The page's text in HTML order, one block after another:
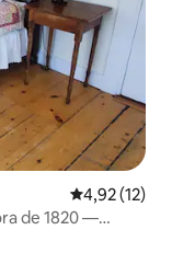
Classificação
4,92 (12)
de 1820 —